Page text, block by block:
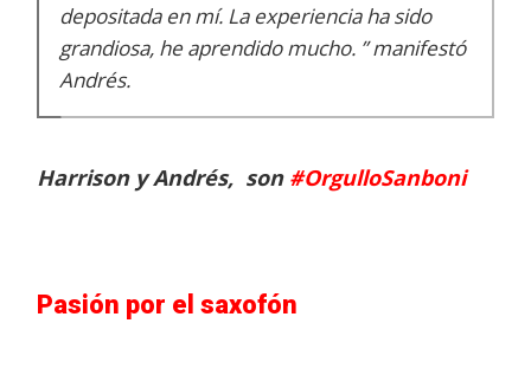
depositada en mí. La experiencia ha sido
grandiosa, he aprendido mucho. ”manifestó
Andrés.
Harrison y Andrés, son #OrgulloSanboni
Pasión por el saxofón